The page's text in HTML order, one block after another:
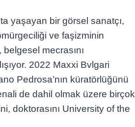
yaşayan bir görsel sanatçı,
ve faşizminin
belgesel mecrasını
2022 Maxxi Bvlgari
Pedrosa’nın küratörlüğünü
de dahil olmak üzere birçok
doktorasını University of the